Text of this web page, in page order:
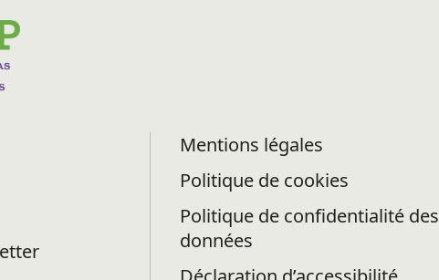
Mentions légales
Politique de cookies
Politique de confidentialité des
données